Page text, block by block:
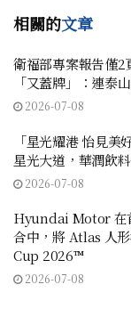
相關的文章
衛福部專案報告僅
「又蓋牌」：連泰
2026-07-08
「星光耀港 怡見
星光大道，華潤飲
2026-07-08
Hyundai Motor 在
合中，將 Atlas 人
Cup 2026™
2026-07-08